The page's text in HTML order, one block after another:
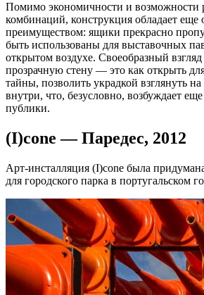
Помимо экономичности и возможности
комбинаций, конструкция обладает
преимуществом: ящики прекрасно
быть использованы для выставочных
открытом воздухе. Своеобразный взгляд
прозрачную стену — это как открыть для
тайны, позволить украдкой взглянуть
внутри, что, безусловно, возбуждает
публики.
(I)cone — Паредес, 2012
Арт-инсталляция (I)cone была
для городского парка в португальском